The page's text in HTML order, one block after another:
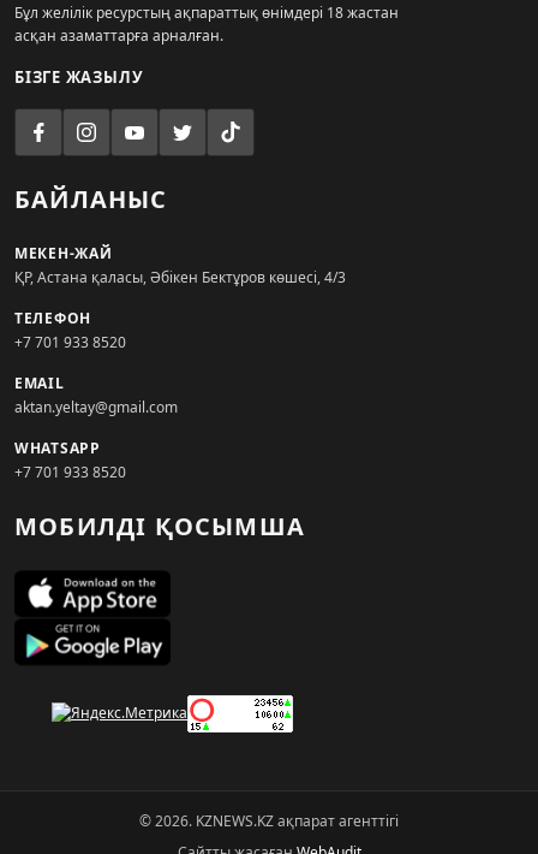
Бұл желілік ресурстың ақпараттық өнімдері 18 жастан
асқан азаматтарға арналған.
БІЗГЕ ЖАЗЫЛУ
БАЙЛАНЫС
МЕКЕН-ЖАЙ
ҚР, Астана қаласы, Әбікен Бектұров көшесі, 4/3
ТЕЛЕФОН
+7 701 933 8520
EMAIL
aktan.yeltay@gmail.com
WHATSAPP
+7 701 933 8520
МОБИЛДІ ҚОСЫМША
© 2026. KZNEWS.KZ ақпарат агенттігі